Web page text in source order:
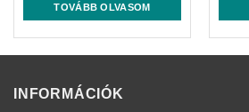
TOVÁBB OLVASOM
INFORMÁCIÓK